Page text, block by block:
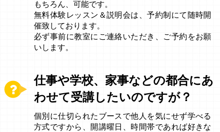
もちろん、可能です。
無料体験レッスン＆説明会は、予約制にて随時開
催致しております。
必ず事前に教室にご連絡いただき、ご予約をお願
いします。
仕事や学校、家事などの都合にあ
わせて受講したいのですが？
個別に仕切られたブースで他人を気にせず学べる
方式ですから、開講曜日、時間帯であれば好きな